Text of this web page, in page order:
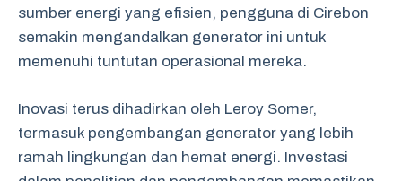
sumber energi yang efisien, pengguna di Cirebon
semakin mengandalkan generator ini untuk
memenuhi tuntutan operasional mereka.
Inovasi terus dihadirkan oleh Leroy Somer,
termasuk pengembangan generator yang lebih
ramah lingkungan dan hemat energi. Investasi